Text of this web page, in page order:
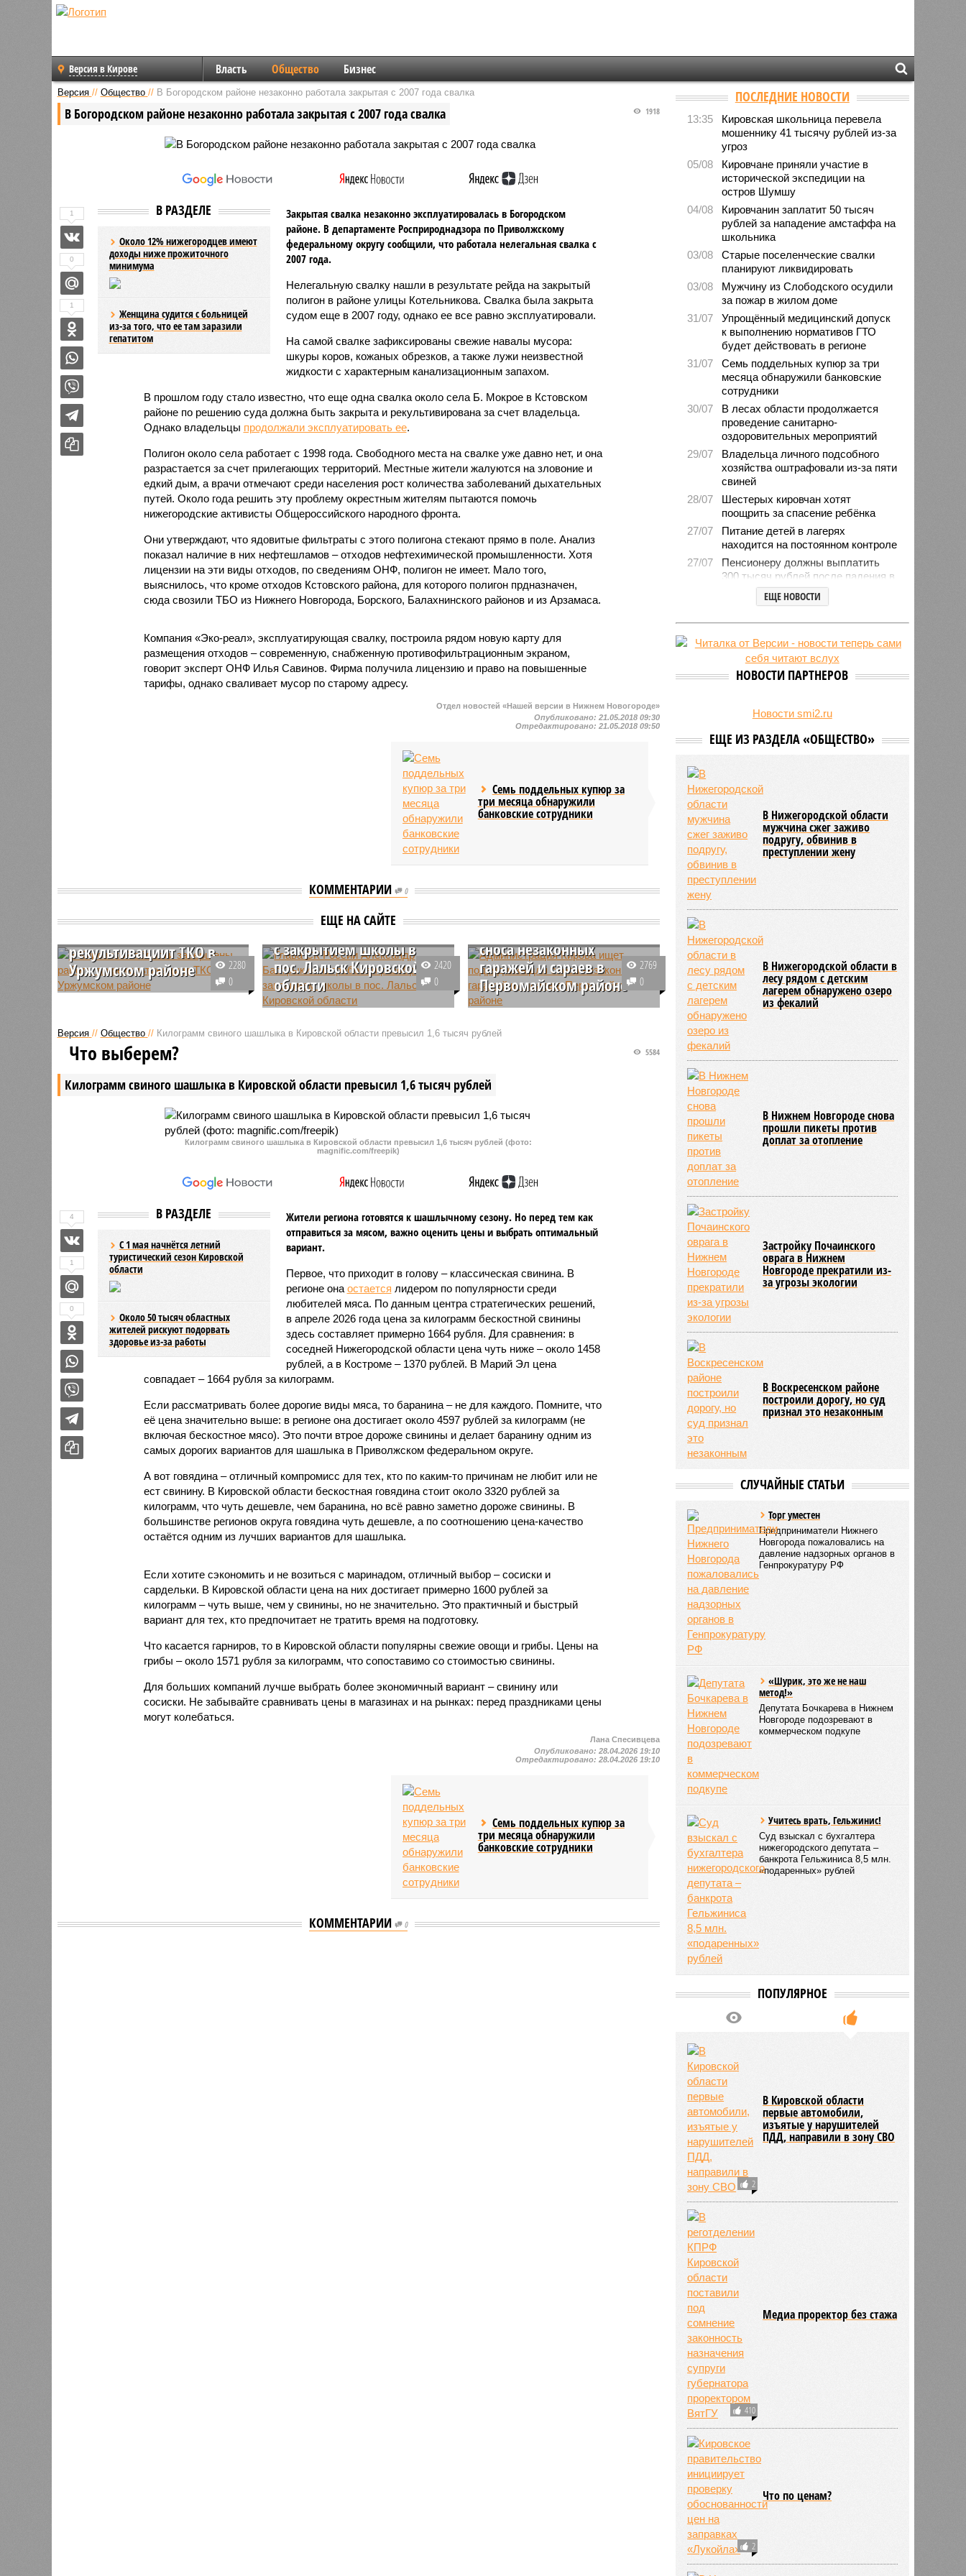
Версия в Кирове Власть Общество Бизнес
Версия // Общество // В Богородском районе незаконно работала закрытая с 2007 года свалка
В Богородском районе незаконно работала закрытая с 2007 года свалка 1918
В РАЗДЕЛЕ
Около 12% нижегородцев имеют
доходы ниже прожиточного
минимума
Женщина судится с больницей
из-за того, что ее там заразили
гепатитом
Закрытая свалка незаконно эксплуатировалась в Богородском
районе. В департаменте Росприроднадзора по Приволжскому
федеральному округу сообщили, что работала нелегальная свалка с
2007 года.
Нелегальную свалку нашли в результате рейда на закрытый
полигон в районе улицы Котельникова. Свалка была закрыта
судом еще в 2007 году, однако ее все равно эксплуатировали.
На самой свалке зафиксированы свежие навалы мусора:
шкуры коров, кожаных обрезков, а также лужи неизвестной
жидкости с характерным канализационным запахом.
В прошлом году стало известно, что еще одна свалка около села Б. Мокрое в Кстовском
районе по решению суда должна быть закрыта и рекультивирована за счет владельца.
Однако владельцы продолжали эксплуатировать ее.
Полигон около села работает с 1998 года. Свободного места на свалке уже давно нет, и она
разрастается за счет прилегающих территорий. Местные жители жалуются на зловоние и
едкий дым, а врачи отмечают среди населения рост количества заболеваний дыхательных
путей. Около года решить эту проблему окрестным жителям пытаются помочь
нижегородские активисты Общероссийского народного фронта.
Они утверждают, что ядовитые фильтраты с этого полигона стекают прямо в поле. Анализ
показал наличие в них нефтешламов – отходов нефтехимической промышленности. Хотя
лицензии на эти виды отходов, по сведениям ОНФ, полигон не имеет. Мало того,
выяснилось, что кроме отходов Кстовского района, для которого полигон прдназначен,
сюда свозили ТБО из Нижнего Новгорода, Борского, Балахнинского районов и из Арзамаса.
Компания «Эко-реал», эксплуатирующая свалку, построила рядом новую карту для
размещения отходов – современную, снабженную противофильтрационным экраном,
говорит эксперт ОНФ Илья Савинов. Фирма получила лицензию и право на повышенные
тарифы, однако сваливает мусор по старому адресу.
1
0
1
Отдел новостей «Нашей версии в Нижнем Новогороде»
Опубликовано:21.05.2018 09:30
Отредактировано:21.05.2018 09:50
Семь поддельных купюр за
три месяца обнаружили
банковские сотрудники
КОММЕНТАРИИ 0
ЕЩЕ НА САЙТЕ
В Кировской области
рекультивациит ТКО в
Уржумском районе
С мая 2022 года на контроле
суда, вынесенного по итогам
удовлетворения исковых
требований надзорного
ведомства о рекультивации
коммунальных отходов в
Уржумском районе Кировской
области. На сегодня работы
2280
0
Глава СК России
Александр Бастрыкин
потребовал разобраться
с закрытием школы в
пос. Лальск Кировской
области
В пос. Лальск Лузского района
намереваются закрыть школу, в
2420
0
ищет подрядчика для
сноса незаконных
гаражей и сараев в
Первомайском районе
Власти Кирова планируют снести
установленных гаражей и
компанию, которая возьмется за
2769
0
Версия // Общество // Килограмм свиного шашлыка в Кировской области превысил 1,6 тысяч рублей
Килограмм свиного шашлыка в Кировской области превысил 1,6 тысяч рублей
5584
Что выберем?
Килограмм свиного шашлыка в Кировской области превысил 1,6 тысяч рублей (фото:
magnific.com/freepik)
В РАЗДЕЛЕ
С 1 мая начнётся летний
туристический сезон Кировской
области
Около 50 тысяч областных
жителей рискуют подорвать
здоровье из-за работы
Жители региона готовятся к шашлычному сезону. Но перед тем как
отправиться за мясом, важно оценить цены и выбрать оптимальный
вариант.
Первое, что приходит в голову – классическая свинина. В
регионе она остается лидером по популярности среди
любителей мяса. По данным центра стратегических решений,
в апреле 2026 года цена за килограмм бескостной свинины
здесь составляет примерно 1664 рубля. Для сравнения: в
соседней Нижегородской области цена чуть ниже – около 1458
рублей, а в Костроме – 1370 рублей. В Марий Эл цена
совпадает – 1664 рубля за килограмм.
Если рассматривать более дорогие виды мяса, то баранина – не для каждого. Помните, что
её цена значительно выше: в регионе она достигает около 4597 рублей за килограмм (не
включая бескостное мясо). Это почти втрое дороже свинины и делает баранину одним из
самых дорогих вариантов для шашлыка в Приволжском федеральном округе.
А вот говядина – отличный компромисс для тех, кто по каким-то причинам не любит или не
ест свинину. В Кировской области бескостная говядина стоит около 3320 рублей за
килограмм, что чуть дешевле, чем баранина, но всё равно заметно дороже свинины. В
большинстве регионов округа говядина чуть дешевле, а по соотношению цена-качество
остаётся одним из лучших вариантов для шашлыка.
Если хотите сэкономить и не возиться с маринадом, отличный выбор – сосиски и
сардельки. В Кировской области цена на них достигает примерно 1600 рублей за
килограмм – чуть выше, чем у свинины, но не значительно. Это практичный и быстрый
вариант для тех, кто предпочитает не тратить время на подготовку.
Что касается гарниров, то в Кировской области популярны свежие овощи и грибы. Цены на
грибы – около 1571 рубля за килограмм, что сопоставимо со стоимостью свинины.
Для больших компаний лучше выбрать более экономичный вариант – свинину или
сосиски. Не забывайте сравнивать цены в магазинах и на рынках: перед праздниками цены
могут колебаться.
4
1
0
Лана Спесивцева
Опубликовано:28.04.2026 19:10
Отредактировано:28.04.2026 19:10
Семь поддельных купюр за
три месяца обнаружили
банковские сотрудники
КОММЕНТАРИИ 0
ПОСЛЕДНИЕ НОВОСТИ
13:35
Кировская школьница перевела
мошеннику 41 тысячу рублей из-за
угроз
05/08
Кировчане приняли участие в
исторической экспедиции на
остров Шумшу
04/08
Кировчанин заплатит 50 тысяч
рублей за нападение амстаффа на
школьника
03/08
Старые поселенческие свалки
планируют ликвидировать
03/08
Мужчину из Слободского осудили
за пожар в жилом доме
31/07
Упрощённый медицинский допуск
к выполнению нормативов ГТО
будет действовать в регионе
31/07
Семь поддельных купюр за три
месяца обнаружили банковские
сотрудники
30/07
В лесах области продолжается
проведение санитарно-
оздоровительных мероприятий
29/07
Владельца личного подсобного
хозяйства оштрафовали из-за пяти
свиней
28/07
Шестерых кировчан хотят
поощрить за спасение ребёнка
27/07
Питание детей в лагерях
находится на постоянном контроле
27/07
Пенсионеру должны выплатить
300 тысяч рублей после падения в
гололёд
В регионе обновлён порядок
предоставления госимущества в
Гострудинспекция выявила
нарушения после несчастного
случая на пилораме в Кирсе
садов собираются продлить
ЕЩЕ НОВОСТИ
НОВОСТИ ПАРТНЕРОВ
Новости smi2.ru
ЕЩЕ ИЗ РАЗДЕЛА «ОБЩЕСТВО»
В Нижегородской области
мужчина сжег заживо
подругу, обвинив в
преступлении жену
В Нижегородской области в
лесу рядом с детским
лагерем обнаружено озеро
из фекалий
В Нижнем Новгороде снова
прошли пикеты против
доплат за отопление
Застройку Почаинского
оврага в Нижнем
Новгороде прекратили из-
за угрозы экологии
В Воскресенском районе
построили дорогу, но суд
признал это незаконным
СЛУЧАЙНЫЕ СТАТЬИ
Торг уместен
Предприниматели Нижнего
Новгорода пожаловались на
давление надзорных органов в
Генпрокуратуру РФ
«Шурик, это же не наш
метод!»
Депутата Бочкарева в Нижнем
Новгороде подозревают в
коммерческом подкупе
Учитесь врать, Гельжинис!
Суд взыскал с бухгалтера
нижегородского депутата –
банкрота Гельжиниса 8,5 млн.
«подаренных» рублей
ПОПУЛЯРНОЕ
2
В Кировской области
первые автомобили,
изъятые у нарушителей
ПДД, направили в зону СВО
410
Медиа проректор без стажа
2
Что по ценам?